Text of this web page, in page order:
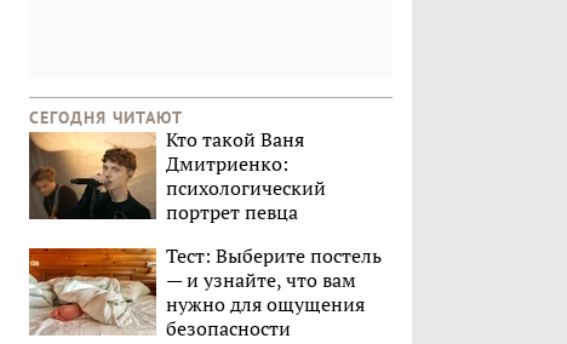
СЕГОДНЯ ЧИТАЮТ
Кто такой Ваня
Дмитриенко:
психологический
портрет певца
Тест: Выберите постель
— и узнайте, что вам
нужно для ощущения
безопасности